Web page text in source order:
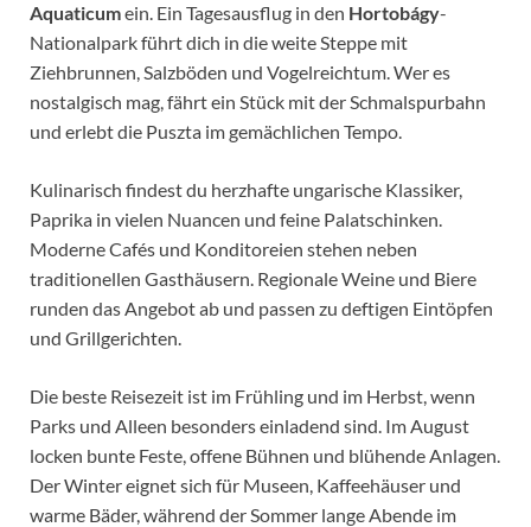
Aquaticumein. Ein Tagesausflug in den Hortobágy-
Nationalpark führt dich in die weite Steppe mit
Ziehbrunnen, Salzböden und Vogelreichtum. Wer es
nostalgisch mag, fährt ein Stück mit der Schmalspurbahn
und erlebt die Puszta im gemächlichen Tempo.
Kulinarisch findest du herzhafte ungarische Klassiker,
Paprika in vielen Nuancen und feine Palatschinken.
Moderne Cafés und Konditoreien stehen neben
traditionellen Gasthäusern. Regionale Weine und Biere
runden das Angebot ab und passen zu deftigen Eintöpfen
und Grillgerichten.
Die beste Reisezeit ist im Frühling und im Herbst, wenn
Parks und Alleen besonders einladend sind. Im August
locken bunte Feste, offene Bühnen und blühende Anlagen.
Der Winter eignet sich für Museen, Kaffeehäuser und
warme Bäder, während der Sommer lange Abende im